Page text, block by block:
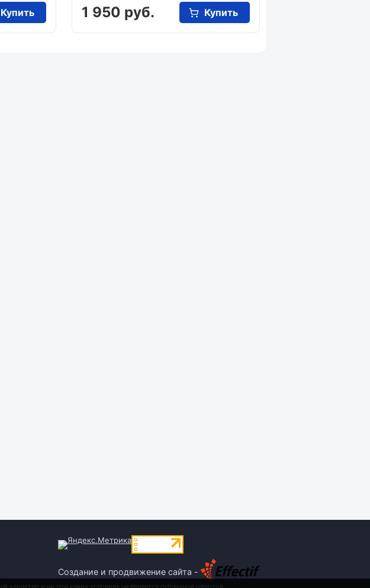
Купить 1 950 руб. Купить
Создание и продвижение сайта -